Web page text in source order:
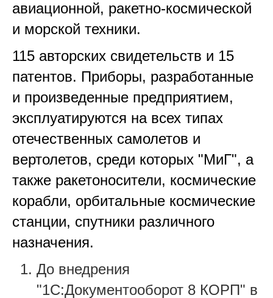
авиационной, ракетно-космической
и морской техники.
115 авторских свидетельств и 15
патентов. Приборы, разработанные
и произведенные предприятием,
эксплуатируются на всех типах
отечественных самолетов и
вертолетов, среди которых "МиГ", а
также ракетоносители, космические
корабли, орбитальные космические
станции, спутники различного
назначения.
До внедрения
"1С:Документооборот 8 КОРП" в